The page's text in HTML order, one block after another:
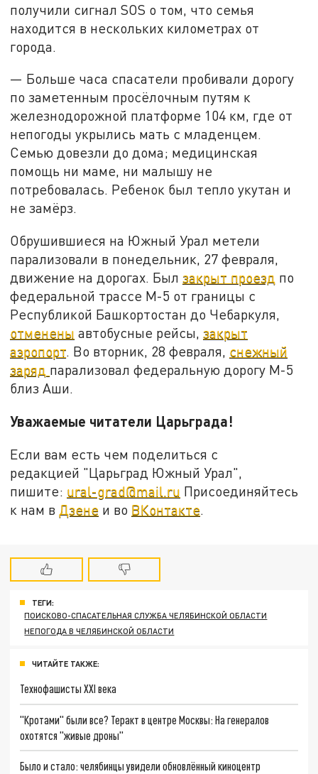
получили сигнал SOS о том, что семья
находится в нескольких километрах от
города.
— Больше часа спасатели пробивали дорогу
по заметенным просёлочным путям к
железнодорожной платформе 104 км, где от
непогоды укрылись мать с младенцем.
Семью довезли до дома; медицинская
помощь ни маме, ни малышу не
потребовалась. Ребенок был тепло укутан и
не замёрз.
Обрушившиеся на Южный Урал метели
парализовали в понедельник, 27 февраля,
движение на дорогах. Былзакрыт проезд по
федеральной трассе М-5 от границы с
Республикой Башкортостан до Чебаркуля,
отменены автобусные рейсы,закрыт
аэропорт. Во вторник, 28 февраля, снежный
заряд парализовал федеральную дорогу М-5
близ Аши.
Уважаемые читатели Царьграда!
Если вам есть чем поделиться с
редакцией "Царьград Южный Урал",
пишите: ural-grad@mail.ru Присоединяйтесь
к нам в Дзене и во ВКонтакте
ТЕГИ:
ПОИСКОВО-СПАСАТЕЛЬНАЯ СЛУЖБА ЧЕЛЯБИНСКОЙ ОБЛАСТИ
НЕПОГОДА В ЧЕЛЯБИНСКОЙ ОБЛАСТИ
ЧИТАЙТЕ ТАКЖЕ:
Технофашисты XXI века
"Кротами" были все? Теракт в центре Москвы: На генералов
охотятся "живые дроны"
Было и стало: челябинцы увидели обновлённый киноцентр